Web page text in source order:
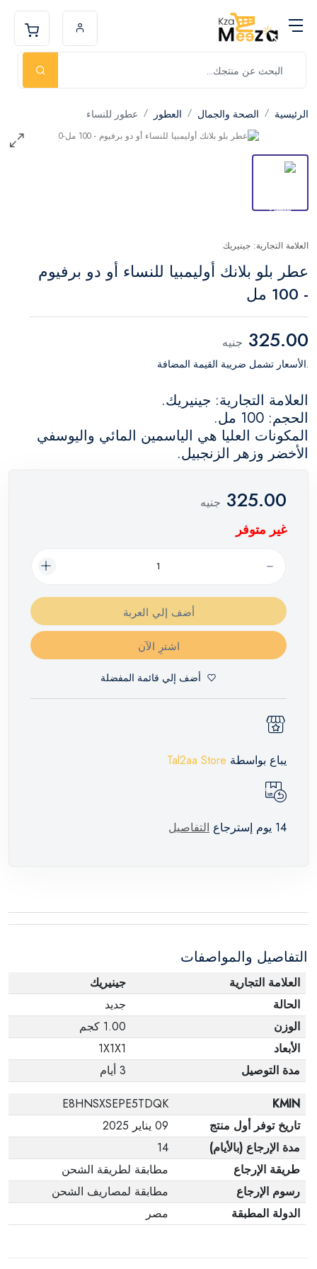
الرئيسية الصحة والجمال العطور عطور للنساء
العلامة التجارية: جينيريك
عطر بلو بلانك أوليمبيا للنساء أو دو برفيوم
- 100 مل
325.00 جنيه
.الأسعار تشمل ضريبة القيمة المضافة
العلامة التجارية: جينيريك.
الحجم: 100 مل.
المكونات العليا هي الياسمين المائي واليوسفي
الأخضر وزهر الزنجبيل.
325.00 جنيه
غير متوفر
أضف إلي العربة
اشترِ الآن
أضف إلي قائمة المفضلة
يباع بواسطة Tal2aa Store
14 يوم إسترجاع التفاصيل
التفاصيل والمواصفات
العلامة التجارية
جينيريك
الحالة
جديد
الوزن
1.00 كجم
الأبعاد
1X1X1
مدة التوصيل
3 أيام
KMIN
E8HNSXSEPE5TDQK
تاريخ توفر أول منتج
09 يناير 2025
مدة الإرجاع (بالأيام)
14
طريقة الإرجاع
مطابقة لطريقة الشحن
رسوم الإرجاع
مطابقة لمصاريف الشحن
الدولة المطبقة
مصر